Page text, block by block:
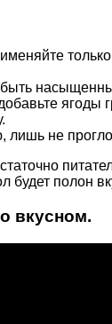
ягоды
лишь не
будет полон
вкусном.